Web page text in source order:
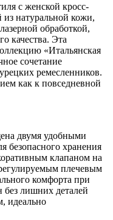
с женской кросс-
натуральной кожи,
обработкой,
качества. Эта
«Итальянская
сочетание
ремесленников.
как к повседневной
двумя удобными
безопасного хранения
клапаном на
плечевым
комфорта при
лишних деталей
идеально